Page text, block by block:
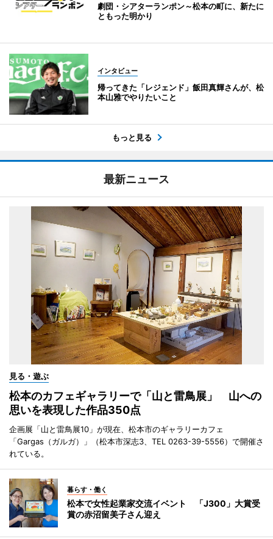
劇団・シアターランポン～松本の町に、新たに
ともった明かり
インタビュー
帰ってきた「レジェンド」飯田真輝さんが、松
本山雅でやりたいこと
もっと見る
最新ニュース
見る・遊ぶ
松本のカフェギャラリーで「山と雷鳥展」 山への
思いを表現した作品350点
企画展「山と雷鳥展10」が現在、松本市のギャラリーカフェ
「Gargas（ガルガ）」（松本市深志3、TEL 0263-39-5556）で開催さ
れている。
暮らす・働く
松本で女性起業家交流イベント 「J300」大賞受
賞の赤沼留美子さん迎え